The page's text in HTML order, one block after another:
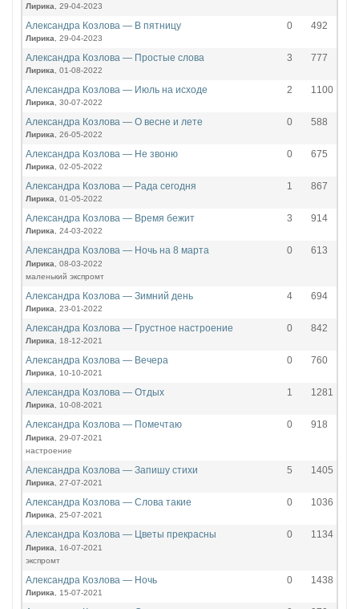
Лирика , 29-04-2023
Александра Козлова — В пятницу
Лирика , 29-04-2023
0 492
Александра Козлова — Простые слова
Лирика , 01-08-2022
3 777
Александра Козлова — Июль на исходе
Лирика , 30-07-2022
2 1100
Александра Козлова — О весне и лете
Лирика , 26-05-2022
0 588
Александра Козлова — Не звоню
Лирика , 02-05-2022
0 675
Александра Козлова — Рада сегодня
Лирика , 01-05-2022
1 867
Александра Козлова — Время бежит
Лирика , 24-03-2022
3 914
Александра Козлова — Ночь на 8 марта
Лирика , 08-03-2022
маленький экспромт
0 613
Александра Козлова — Зимний день
Лирика , 23-01-2022
4 694
Александра Козлова — Грустное настроение
Лирика , 18-12-2021
0 842
Александра Козлова — Вечера
Лирика , 10-10-2021
0 760
Александра Козлова — Отдых
Лирика , 10-08-2021
1 1281
Александра Козлова — Помечтаю
Лирика , 29-07-2021
настроение
0 918
Александра Козлова — Запишу стихи
Лирика , 27-07-2021
5 1405
Александра Козлова — Слова такие
Лирика , 25-07-2021
0 1036
Александра Козлова — Цветы прекрасны
Лирика , 16-07-2021
экспромт
0 1134
Александра Козлова — Ночь
Лирика , 15-07-2021
0 1438